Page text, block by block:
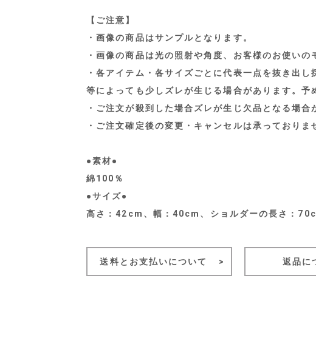
【ご注意】
・画像の商品はサンプルとなります。
・画像の商品は光の照射や角度、お客様のお使い
・各アイテム・各サイズごとに代表一点を抜き出
等によっても少しズレが生じる場合があります。予
・ご注文が殺到した場合ズレが生じ欠品となる場合
・ご注文確定後の変更・キャンセルは承っておりま
●素材●
綿100％
●サイズ●
高さ：42cm、幅：40cm、ショルダーの長さ：
送料とお支払いについて 返品に